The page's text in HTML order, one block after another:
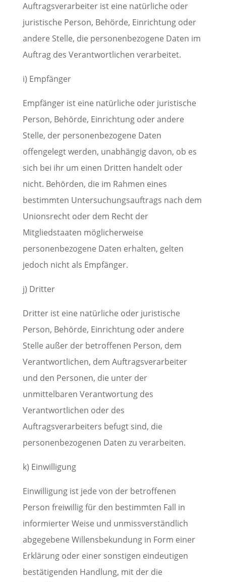
Auftragsverarbeiter ist eine natürliche oder
juristische Person, Behörde, Einrichtung oder
andere Stelle, die personenbezogene Daten im
Auftrag des Verantwortlichen verarbeitet.
i) Empfänger
Empfänger ist eine natürliche oder juristische
Person, Behörde, Einrichtung oder andere
Stelle, der personenbezogene Daten
offengelegt werden, unabhängig davon, ob es
sich bei ihr um einen Dritten handelt oder
nicht. Behörden, die im Rahmen eines
bestimmten Untersuchungsauftrags nach dem
Unionsrecht oder dem Recht der
Mitgliedstaaten möglicherweise
personenbezogene Daten erhalten, gelten
jedoch nicht als Empfänger.
j) Dritter
Dritter ist eine natürliche oder juristische
Person, Behörde, Einrichtung oder andere
Stelle außer der betroffenen Person, dem
Verantwortlichen, dem Auftragsverarbeiter
und den Personen, die unter der
unmittelbaren Verantwortung des
Verantwortlichen oder des
Auftragsverarbeiters befugt sind, die
personenbezogenen Daten zu verarbeiten.
k) Einwilligung
Einwilligung ist jede von der betroffenen
Person freiwillig für den bestimmten Fall in
informierter Weise und unmissverständlich
abgegebene Willensbekundung in Form einer
Erklärung oder einer sonstigen eindeutigen
bestätigenden Handlung, mit der die